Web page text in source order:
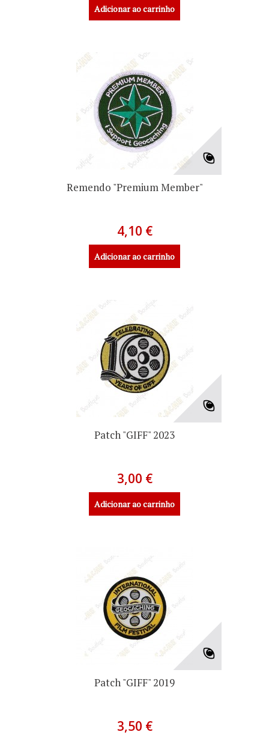
Adicionar ao carrinho
Remendo "Premium Member"
4,10 €
Adicionar ao carrinho
Patch "GIFF" 2023
3,00 €
Adicionar ao carrinho
Patch "GIFF" 2019
3,50 €